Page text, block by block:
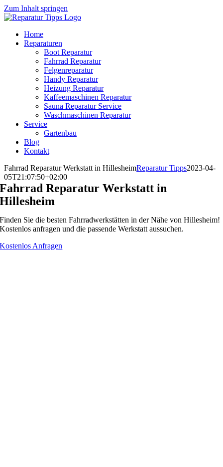
Zum Inhalt springen
Home
Reparaturen
Boot Reparatur
Fahrrad Reparatur
Felgenreparatur
Handy Reparatur
Heizung Reparatur
Kaffeemaschinen Reparatur
Sauna Reparatur Service
Waschmaschinen Reparatur
Service
Gartenbau
Blog
Kontakt
Fahrrad Reparatur Werkstatt in HillesheimReparatur Tipps2023-04-
05T21:07:50+02:00
Fahrrad Reparatur Werkstatt in
Hillesheim
Finden Sie die besten Fahrradwerkstätten in der Nähe von Hillesheim!
Kostenlos anfragen und die passende Werkstatt aussuchen.
Kostenlos Anfragen